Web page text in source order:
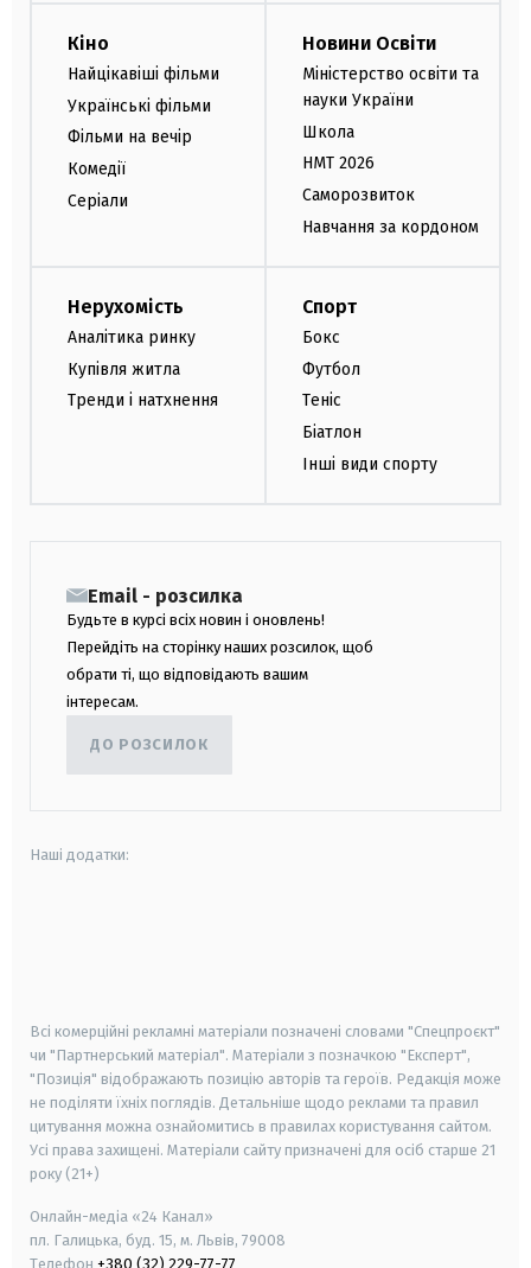
Кіно
Найцікавіші фільми
Українські фільми
Фільми на вечір
Комедії
Серіали
Новини Освіти
Міністерство освіти та
науки України
Школа
НМТ 2026
Саморозвиток
Навчання за кордоном
Нерухомість
Аналітика ринку
Купівля житла
Тренди і натхнення
Спорт
Бокс
Футбол
Теніс
Біатлон
Інші види спорту
Email - розсилка
Будьте в курсі всіх новин і оновлень!
Перейдіть на сторінку наших розсилок, щоб
обрати ті, що відповідають вашим
інтересам.
ДО РОЗСИЛОК
Наші додатки:
Всі комерційні рекламні матеріали позначені словами "Спецпроєкт"
чи "Партнерський матеріал". Матеріали з позначкою "Експерт",
"Позиція" відображають позицію авторів та героїв. Редакція може
не поділяти їхніх поглядів. Детальніше щодо реклами та правил
цитування можна ознайомитись в правилах користування сайтом.
Усі права захищені. Матеріали сайту призначені для осіб старше 21
року (21+)
Онлайн-медіа «24 Канал»
пл. Галицька, буд. 15, м. Львів, 79008
Телефон +380 (32) 229-77-77